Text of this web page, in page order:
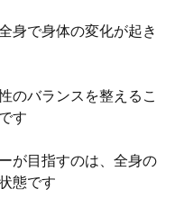
身で身体の変化が起き
のバランスを整えるこ
す
が目指すのは、全身の
態です